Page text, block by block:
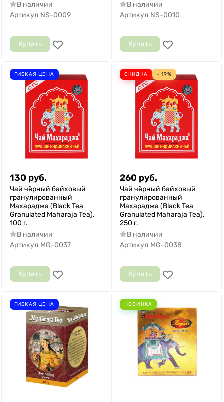
В наличии
Артикул NS-0009
Купить
В наличии
Артикул NS-0010
Купить
ГИБКАЯ ЦЕНА
130 руб.
Чай чёрный байховый
гранулированный
Махараджа (Black Tea
Granulated Maharaja Tea),
100 г.
В наличии
Артикул MG-0037
Купить
СКИДКА - 19%
260 руб.
Чай чёрный байховый
гранулированный
Махараджа (Black Tea
Granulated Maharaja Tea),
250 г.
В наличии
Артикул MG-0038
Купить
ГИБКАЯ ЦЕНА НОВИНКА